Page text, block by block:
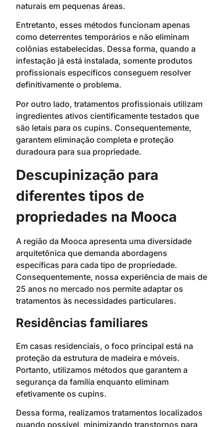
naturais em pequenas áreas.
Entretanto, esses métodos funcionam apenas
como deterrentes temporários e não eliminam
colônias estabelecidas. Dessa forma, quando a
infestação já está instalada, somente produtos
profissionais específicos conseguem resolver
definitivamente o problema.
Por outro lado, tratamentos profissionais utilizam
ingredientes ativos cientificamente testados que
são letais para os cupins. Consequentemente,
garantem eliminação completa e proteção
duradoura para sua propriedade.
Descupinização para
diferentes tipos de
propriedades na Mooca
A região da Mooca apresenta uma diversidade
arquitetônica que demanda abordagens
específicas para cada tipo de propriedade.
Consequentemente, nossa experiência de mais de
25 anos no mercado nos permite adaptar os
tratamentos às necessidades particulares.
Residências familiares
Em casas residenciais, o foco principal está na
proteção da estrutura de madeira e móveis.
Portanto, utilizamos métodos que garantem a
segurança da família enquanto eliminam
efetivamente os cupins.
Dessa forma, realizamos tratamentos localizados
quando possível, minimizando transtornos para